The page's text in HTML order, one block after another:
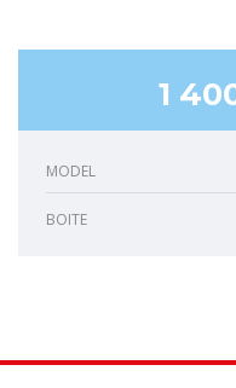
1
MODEL
BOITE